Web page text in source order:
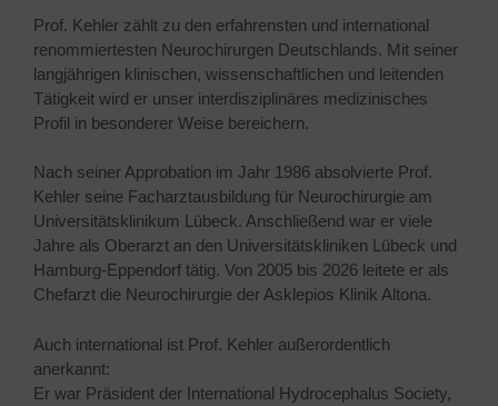
Prof. Kehler zählt zu den erfahrensten und international
renommiertesten Neurochirurgen Deutschlands. Mit seiner
langjährigen klinischen, wissenschaftlichen und leitenden
Tätigkeit wird er unser interdisziplinäres medizinisches
Profil in besonderer Weise bereichern.
Nach seiner Approbation im Jahr 1986 absolvierte Prof.
Kehler seine Facharztausbildung für Neurochirurgie am
Universitätsklinikum Lübeck. Anschließend war er viele
Jahre als Oberarzt an den Universitätskliniken Lübeck und
Hamburg-Eppendorf tätig. Von 2005 bis 2026 leitete er als
Chefarzt die Neurochirurgie der Asklepios Klinik Altona.
Auch international ist Prof. Kehler außerordentlich
anerkannt:
Er war Präsident der International Hydrocephalus Society,